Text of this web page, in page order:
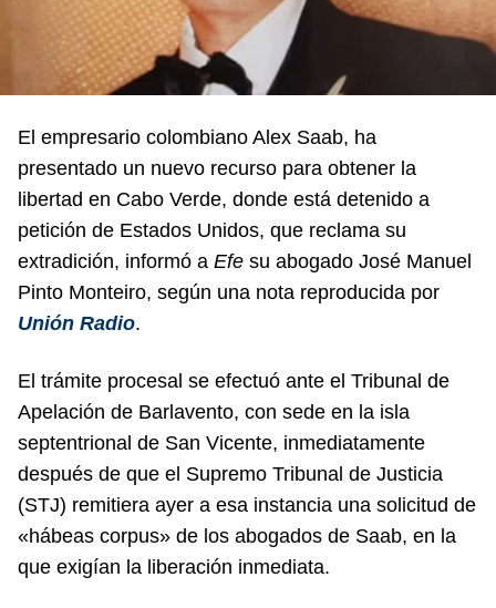
El empresario colombiano Alex Saab, ha
presentado un nuevo recurso para obtener la
libertad en Cabo Verde, donde está detenido a
petición de Estados Unidos, que reclama su
extradición, informó a Efe su abogado José Manuel
Pinto Monteiro, según una nota reproducida por
Unión Radio.
El trámite procesal se efectuó ante el Tribunal de
Apelación de Barlavento, con sede en la isla
septentrional de San Vicente, inmediatamente
después de que el Supremo Tribunal de Justicia
(STJ) remitiera ayer a esa instancia una solicitud de
«hábeas corpus» de los abogados de Saab, en la
que exigían la liberación inmediata.